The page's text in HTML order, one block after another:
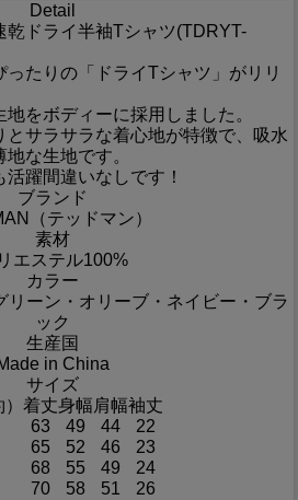
Detail
乾ドライ半袖Tシャツ(TDRYT-
たりの「ドライTシャツ」がリリ
をボディーに採用しました。
とサラサラな着心地が特徴で、吸水
な生地です。
躍間違いなしです！
ブランド
（テッドマン）
素材
エステル100%
カラー
リーン・オリーブ・ネイビー・ブラ
ック
生産国
in China
サイズ
着丈身幅肩幅袖丈
63 49 44
22
65 52 46
23
68 55 49
24
70 58 51 26